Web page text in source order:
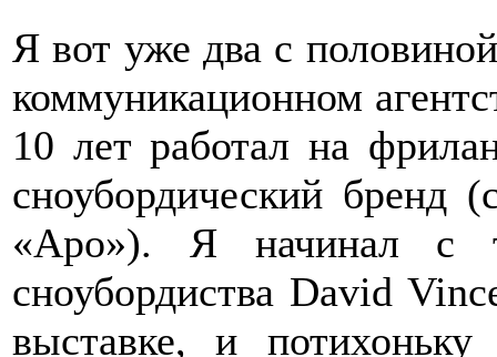
Я вот уже два с
коммуникационном
10 лет работал на
сноубордический бренд
«Apo»). Я начинал с
сноубордиства David
выставке, и